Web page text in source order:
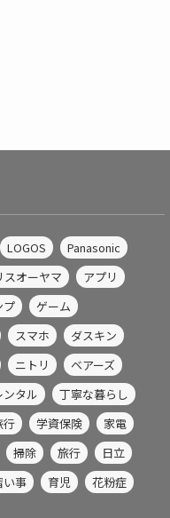
LOGOS
Panasonic
スオーヤマ
アプリ
プ
ゲーム
スマホ
ダスキン
ニトリ
ベアーズ
ンタル
丁寧な暮らし
行 学資保険
家電
掃除 旅行
日立
い事 育児
花粉症